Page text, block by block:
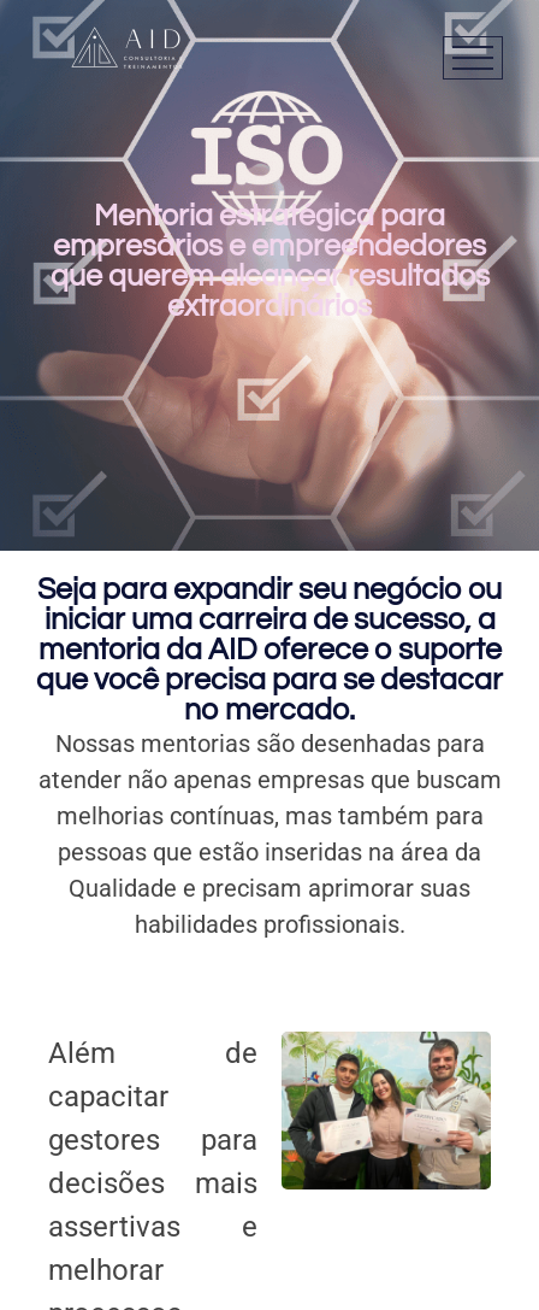
Mentoria estratégica para
empresários e empreendedores
que querem alcançar resultados
extraordinários
Seja para expandir seu negócio ou
iniciar uma carreira de sucesso, a
mentoria da AID oferece o suporte
que você precisa para se destacar
no mercado.
Nossas mentorias são desenhadas para
atender não apenas empresas que buscam
melhorias contínuas, mas também para
pessoas que estão inseridas na área da
Qualidade e precisam aprimorar suas
habilidades profissionais.
Além de
capacitar
gestores para
decisões mais
assertivas e
melhorar